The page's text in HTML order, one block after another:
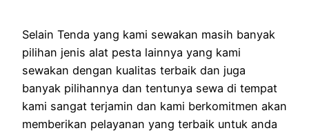
Selain Tenda yang kami sewakan masih banyak
pilihan jenis alat pesta lainnya yang kami
sewakan dengan kualitas terbaik dan juga
banyak pilihannya dan tentunya sewa di tempat
kami sangat terjamin dan kami berkomitmen akan
memberikan pelayanan yang terbaik untuk anda